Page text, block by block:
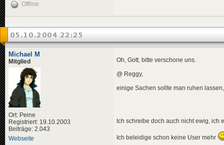
Offline
05.10.2004 22:25
Michael M
Mitglied
Ort: Peine
Registriert: 19.10.2003
Beiträge: 2.043
Webseite
Oh, Gott, bitte verschone uns.
@ Reggy,
einige Sachen sollte man ruhen
Ich schreibe doch auch nicht ewig, ich
Ich beleidige schon keine User mehr